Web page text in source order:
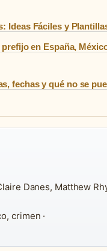
Ideas Fáciles y
en España,
fechas y qué no se
Danes, Matthew
crimen ·